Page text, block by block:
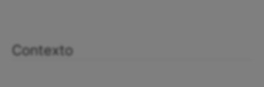
Contexto